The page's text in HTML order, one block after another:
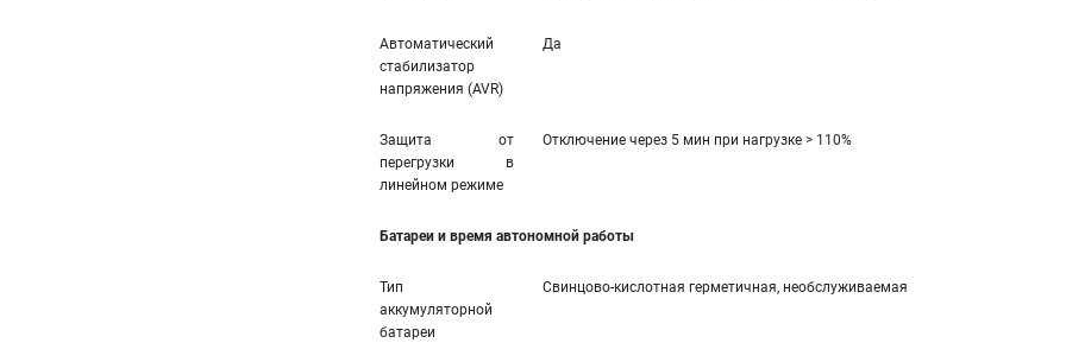
Автоматический
стабилизатор
напряжения (AVR)
Да
Защита от
перегрузки в
линейном режиме
Отключение через 5 мин при нагрузке > 110%
Батареи и время автономной работы
Тип
аккумуляторной
батареи
Свинцово-кислотная герметичная, необслуживаемая